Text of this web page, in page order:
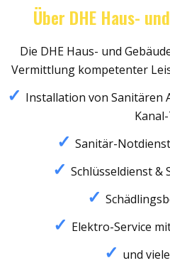
Über DHE Haus-
Die DHE Haus- und
Vermittlung kompetenter
Installation von Sanitären
Sanitär-
Schlüsseldienst &
Elektro-Service
und